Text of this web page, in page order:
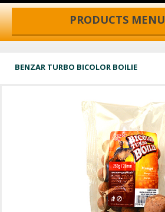
PRODUCTS MENU
BENZAR TURBO BICOLOR BOILIE